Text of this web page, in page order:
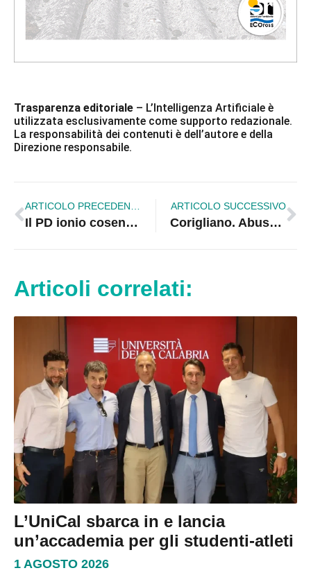
Trasparenza editoriale – L’Intelligenza Artificiale è
utilizzata esclusivamente come supporto redazionale.
La responsabilità dei contenuti è dell’autore e della
Direzione responsabile.
ARTICOLO PRECEDENTE
Il PD ionio cosentino rivendica i candidati alla Camera e Senato
ARTICOLO SUCCESSIVO
Corigliano. Abuso sessuale, l’innocenza dell’accusato |VIDEO
Articoli correlati:
L’UniCal sbarca in e lancia
un’accademia per gli studenti-atleti
1 AGOSTO 2026